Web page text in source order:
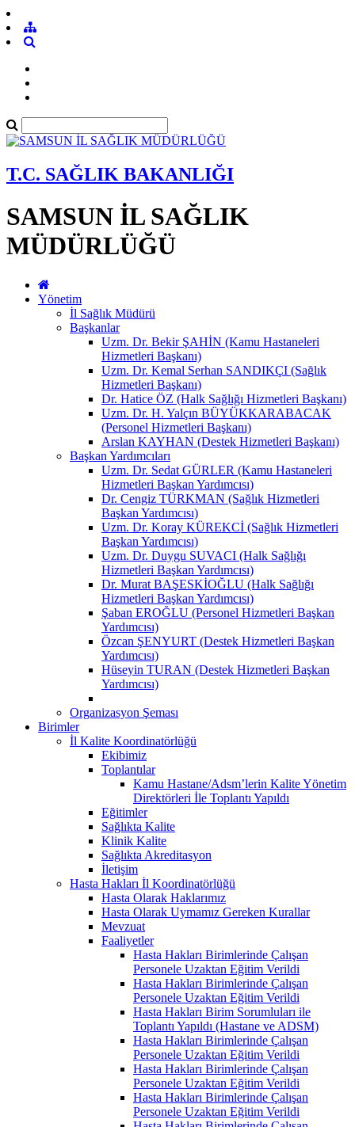
T.C. SAĞLIK BAKANLIĞI
SAMSUN İL SAĞLIK
MÜDÜRLÜĞÜ
Yönetim
İl Sağlık Müdürü
Başkanlar
Uzm. Dr. Bekir ŞAHİN (Kamu Hastaneleri
Hizmetleri Başkanı)
Uzm. Dr. Kemal Serhan SANDIKÇI (Sağlık
Hizmetleri Başkanı)
Dr. Hatice ÖZ (Halk Sağlığı Hizmetleri Başkanı)
Uzm. Dr. H. Yalçın BÜYÜKKARABACAK
(Personel Hizmetleri Başkanı)
Arslan KAYHAN (Destek Hizmetleri Başkanı)
Başkan Yardımcıları
Uzm. Dr. Sedat GÜRLER (Kamu Hastaneleri
Hizmetleri Başkan Yardımcısı)
Dr. Cengiz TÜRKMAN (Sağlık Hizmetleri
Başkan Yardımcısı)
Uzm. Dr. Koray KÜREKCİ (Sağlık Hizmetleri
Başkan Yardımcısı)
Uzm. Dr. Duygu SUVACI (Halk Sağlığı
Hizmetleri Başkan Yardımcısı)
Dr. Murat BAŞESKİOĞLU (Halk Sağlığı
Hizmetleri Başkan Yardımcısı)
Şaban EROĞLU (Personel Hizmetleri Başkan
Yardımcısı)
Özcan ŞENYURT (Destek Hizmetleri Başkan
Yardımcısı)
Hüseyin TURAN (Destek Hizmetleri Başkan
Yardımcısı)
Organizasyon Şeması
Birimler
İl Kalite Koordinatörlüğü
Ekibimiz
Toplantılar
Kamu Hastane/Adsm’lerin Kalite Yönetim
Direktörleri İle Toplantı Yapıldı
Eğitimler
Sağlıkta Kalite
Klinik Kalite
Sağlıkta Akreditasyon
İletişim
Hasta Hakları İl Koordinatörlüğü
Hasta Olarak Haklarımız
Hasta Olarak Uymamız Gereken Kurallar
Mevzuat
Faaliyetler
Hasta Hakları Birimlerinde Çalışan
Personele Uzaktan Eğitim Verildi
Hasta Hakları Birimlerinde Çalışan
Personele Uzaktan Eğitim Verildi
Hasta Hakları Birim Sorumluları ile
Toplantı Yapıldı (Hastane ve ADSM)
Hasta Hakları Birimlerinde Çalışan
Personele Uzaktan Eğitim Verildi
Hasta Hakları Birimlerinde Çalışan
Personele Uzaktan Eğitim Verildi
Hasta Hakları Birimlerinde Çalışan
Personele Uzaktan Eğitim Verildi